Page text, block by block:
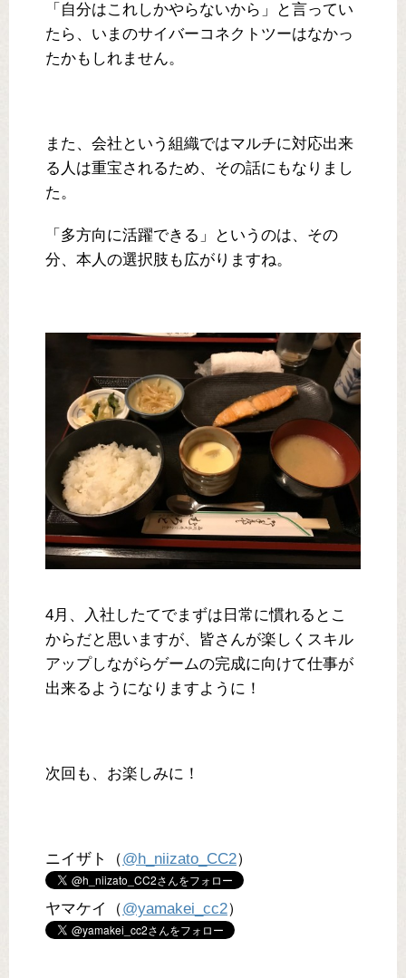
「自分はこれしかやらないから」と言ってい
たら、いまのサイバーコネクトツーはなかっ
たかもしれません。
また、会社という組織ではマルチに対応出来
る人は重宝されるため、その話にもなりまし
た。
「多方向に活躍できる」というのは、その
分、本人の選択肢も広がりますね。
4月、入社したてでまずは日常に慣れるとこ
からだと思いますが、皆さんが楽しくスキル
アップしながらゲームの完成に向けて仕事が
出来るようになりますように！
次回も、お楽しみに！
ニイザト（@h_niizato_CC2）
ヤマケイ（@yamakei_cc2）